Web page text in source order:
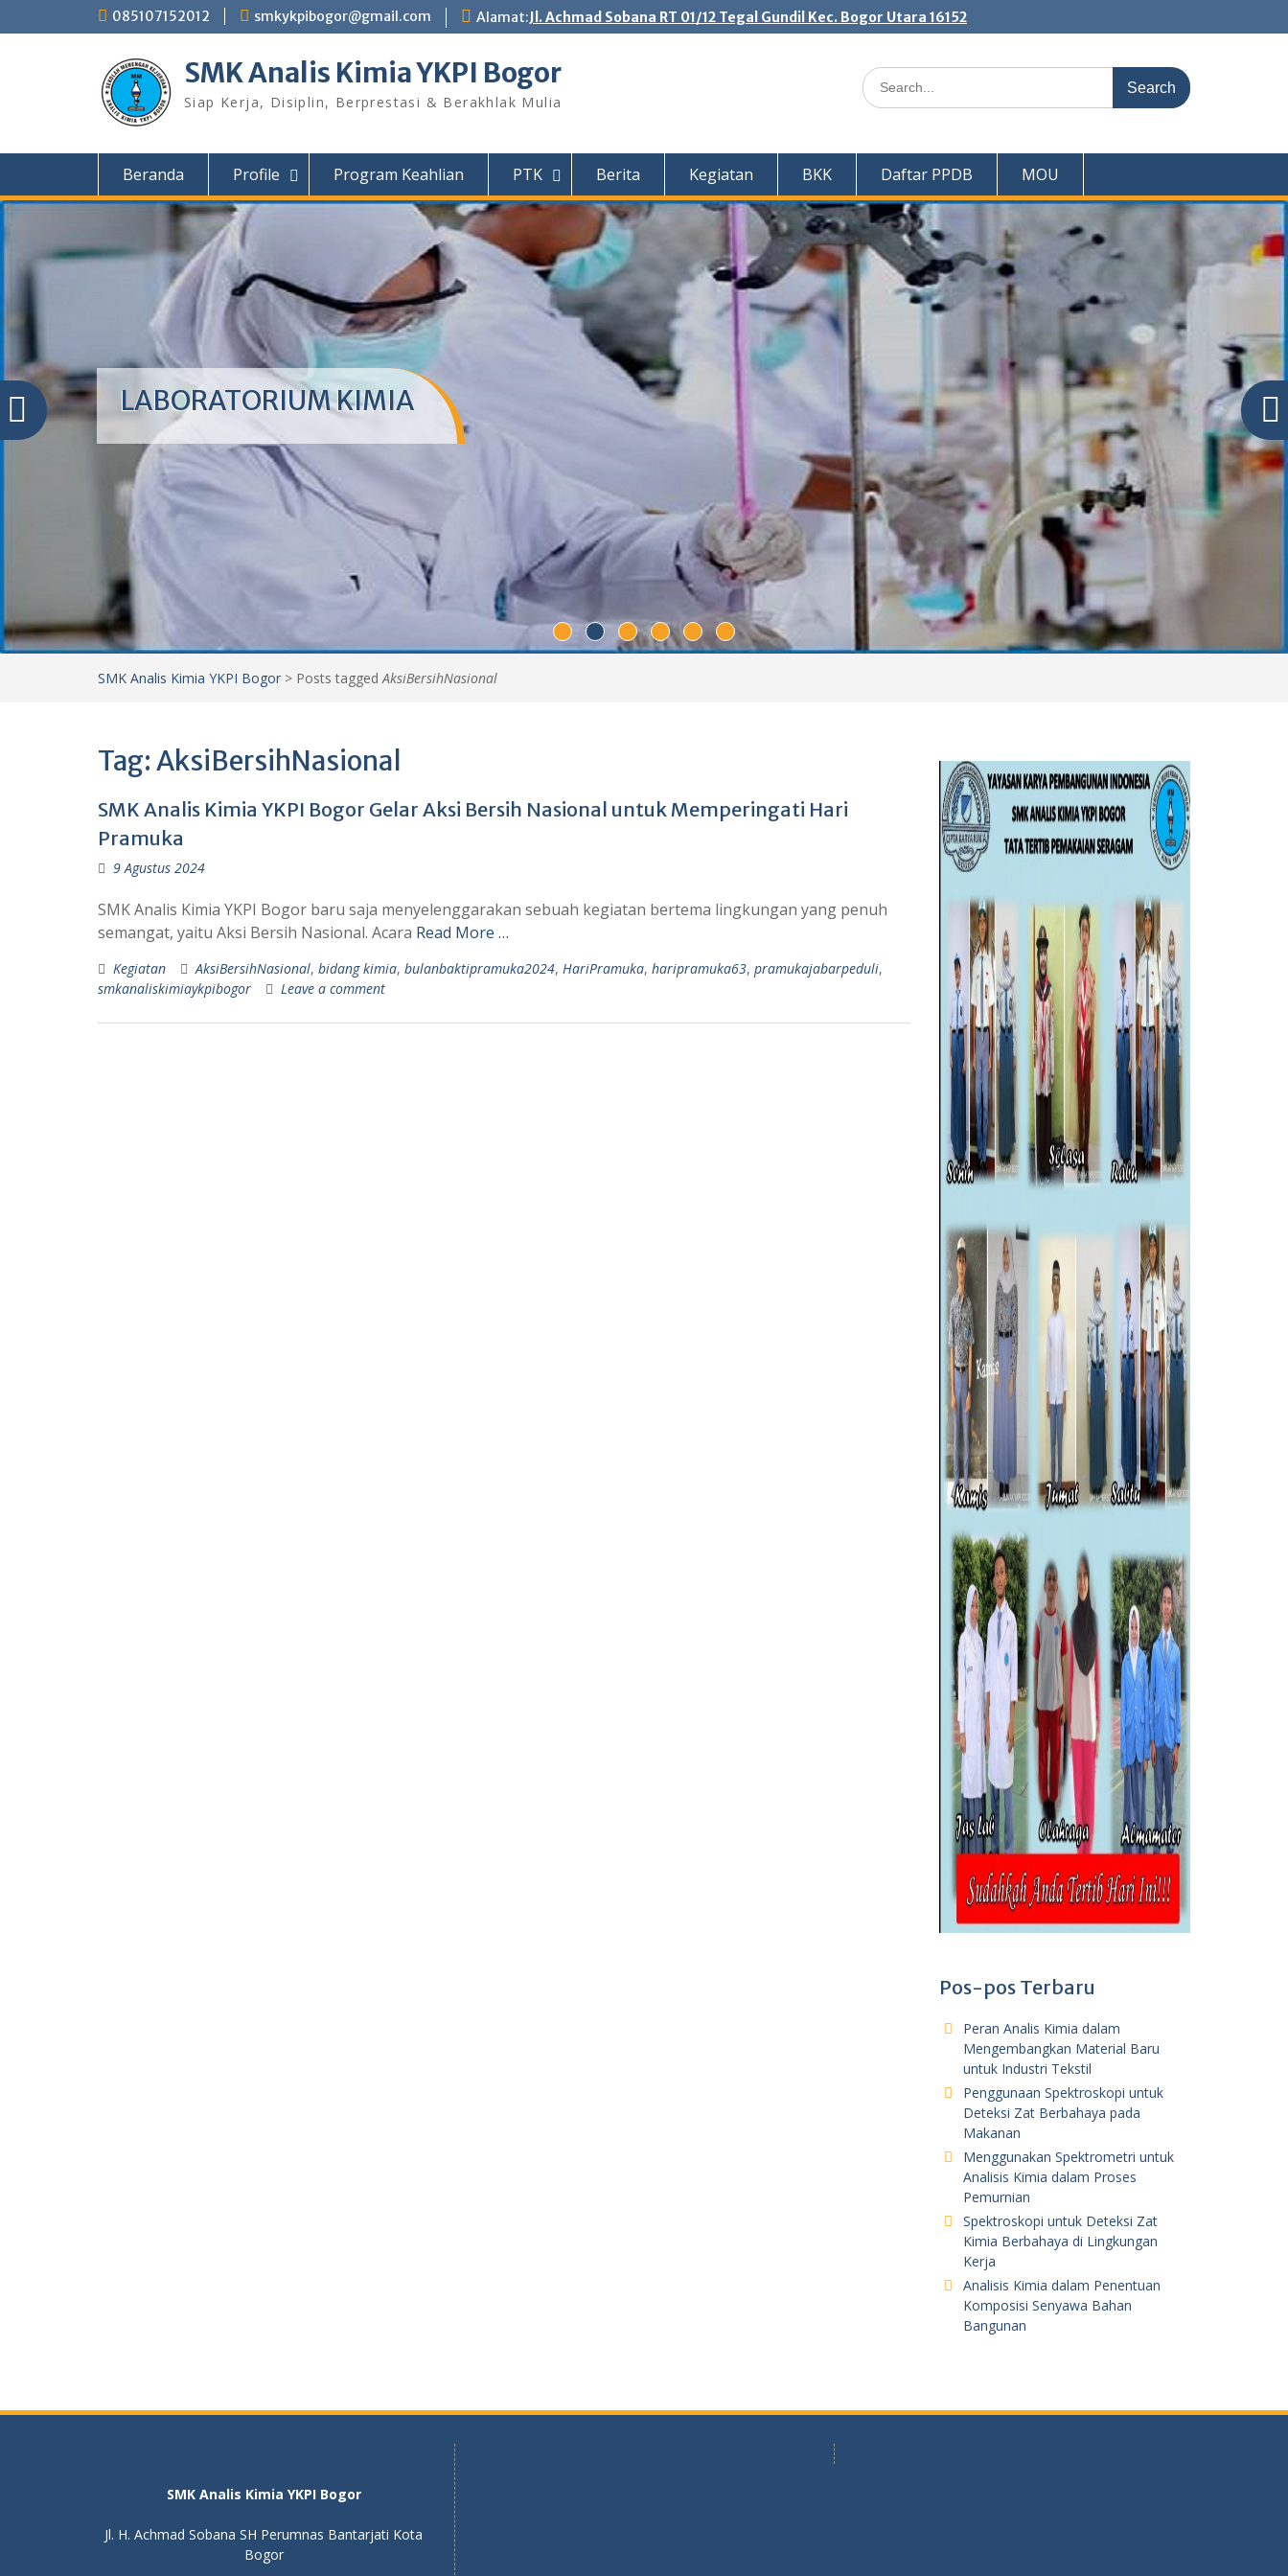
to
085107152012 smkykpibogor@gmail.com Alamat:Jl. Achmad Sobana RT 01/12 Tegal Gundil Kec. Bogor Utara 16152
SMK Analis Kimia YKPI Bogor
Siap Kerja, Disiplin, Berprestasi & Berakhlak Mulia
Search
for:
Beranda Profile Program Keahlian PTK Berita Kegiatan BKK Daftar PPDB MOU
LABORATORIUM KIMIA
SMK Analis Kimia YKPI Bogor > Posts tagged AksiBersihNasional
Tag:AksiBersihNasional
SMK Analis Kimia YKPI Bogor Gelar Aksi Bersih Nasional untuk Memperingati Hari
Pramuka
9 Agustus 2024
SMK Analis Kimia YKPI Bogor baru saja menyelenggarakan sebuah kegiatan bertema lingkungan yang penuh
semangat, yaitu Aksi Bersih Nasional. Acara Read More …
Kegiatan AksiBersihNasional, bidang kimia, bulanbaktipramuka2024, HariPramuka, haripramuka63, pramukajabarpeduli,
smkanaliskimiaykpibogor
Leave a comment
Pos-pos Terbaru
Peran Analis Kimia dalam
Mengembangkan Material Baru
untuk Industri Tekstil
Penggunaan Spektroskopi untuk
Deteksi Zat Berbahaya pada
Makanan
Menggunakan Spektrometri untuk
Analisis Kimia dalam Proses
Pemurnian
Spektroskopi untuk Deteksi Zat
Kimia Berbahaya di Lingkungan
Kerja
Analisis Kimia dalam Penentuan
Komposisi Senyawa Bahan
Bangunan
SMK Analis Kimia YKPI Bogor
Jl. H. Achmad Sobana SH Perumnas Bantarjati Kota
Bogor